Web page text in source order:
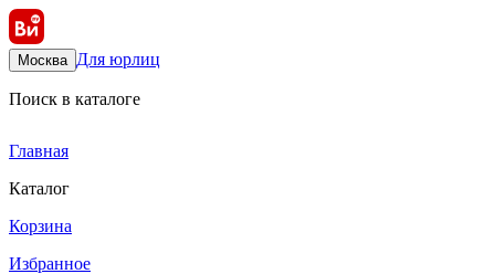
Москва Для юрлиц
Поиск в каталоге
Главная
Каталог
Корзина
Избранное